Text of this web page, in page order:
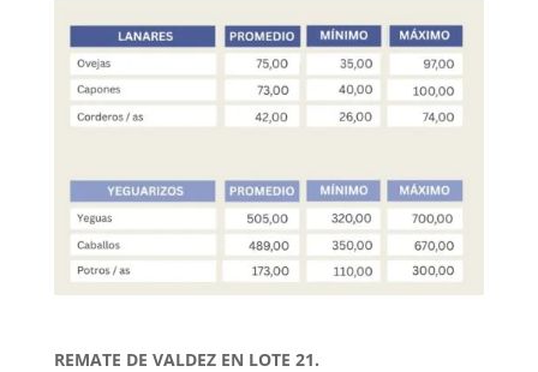
REMATE DE VALDEZ EN LOTE 21.